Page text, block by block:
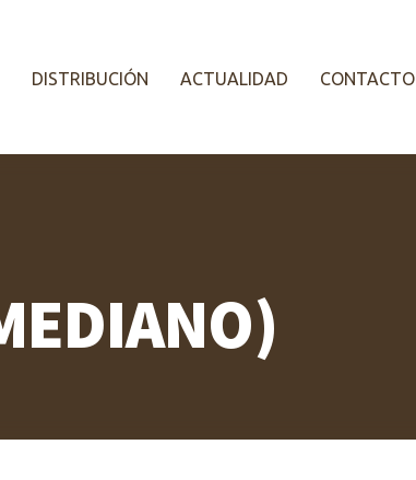
DISTRIBUCIÓN ACTUALIDAD CONTACTO